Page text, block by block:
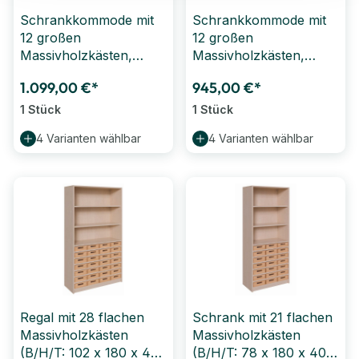
Schrankkommode mit
12 großen
Massivholzkästen,
x 120 x 40 cm) mit SF
1.099,00 €*
1 Stück
4 Varianten wählbar
Schrankkommode mit
12 großen
Massivholzkästen,
x 120 x 40 cm) ohne
SF
945,00 €*
1 Stück
4 Varianten wählbar
Regal mit 28 flachen
Massivholzkästen
(B/H/T: 102 x 180 x 40
Schrank mit 21 flachen
Massivholzkästen
(B/H/T: 78 x 180 x 40